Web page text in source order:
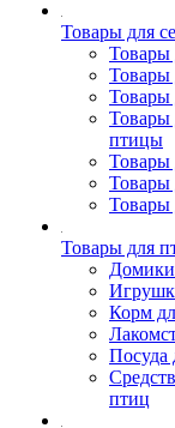
Товары для
Товары
Товары
Товары
Товары
птицы
Товары
Товары
Товары
Товары для
Корм
Посуда
птиц